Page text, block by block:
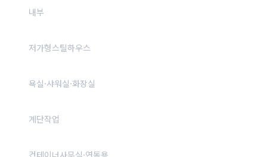
내부
저가형스틸하우스
욕실·샤워실·화장실
계단작업
컨테이너사무실·연동용